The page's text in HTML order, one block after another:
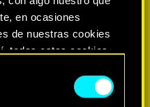
en ocasiones
de nuestras cookies
todas estas cookies
sobre nuestro uso